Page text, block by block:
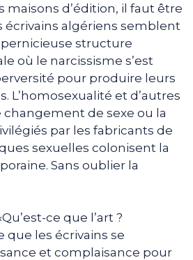
maisons d’édition, il faut être
écrivains algériens semblent
structure
où le narcissisme s’est
pour produire leurs
L’homosexualité et d’autres
de sexe ou la
par les fabricants de
sexuelles colonisent la
Sans oublier la
ce que l’art ?
que les écrivains se
et complaisance pour